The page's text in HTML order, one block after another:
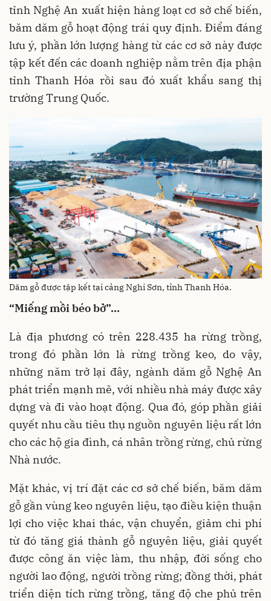
tỉnh Nghệ An xuất hiện hàng loạt cơ sở chế biến,
băm dăm gỗ hoạt động trái quy định. Điểm đáng
lưu ý, phần lớn lượng hàng từ các cơ sở này được
tập kết đến các doanh nghiệp nằm trên địa phận
tỉnh Thanh Hóa rồi sau đó xuất khẩu sang thị
trường Trung Quốc.
Dăm gỗ được tập kết tại cảng Nghi Sơn, tỉnh Thanh Hóa.
“Miếng mồi béo bở”…
Là địa phương có trên 228.435 ha rừng trồng,
trong đó phần lớn là rừng trồng keo, do vậy,
những năm trở lại đây, ngành dăm gỗ Nghệ An
phát triển mạnh mẽ, với nhiều nhà máy được xây
dựng và đi vào hoạt động. Qua đó, góp phần giải
quyết nhu cầu tiêu thụ nguồn nguyên liệu rất lớn
cho các hộ gia đình, cá nhân trồng rừng, chủ rừng
Nhà nước.
Mặt khác, vị trí đặt các cơ sở chế biến, băm dăm
gỗ gần vùng keo nguyên liệu, tạo điều kiện thuận
lợi cho việc khai thác, vận chuyển, giảm chi phí
từ đó tăng giá thành gỗ nguyên liệu, giải quyết
được công ăn việc làm, thu nhập, đời sống cho
người lao động, người trồng rừng; đồng thời, phát
triển diện tích rừng trồng, tăng độ che phủ trên